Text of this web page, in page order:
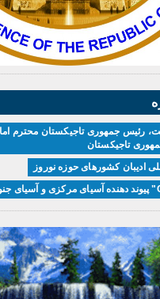
رئیس جمهوری تاجیکستان محترم
تاجیکستان
ادیبان کشور‌های حوزه نوروز